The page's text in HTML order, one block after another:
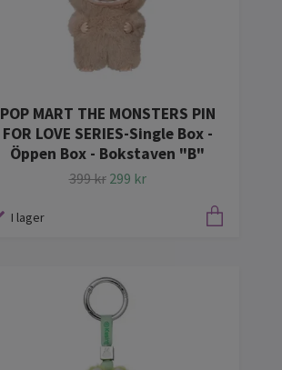
POP MART THE MONSTERS PIN
FOR LOVE SERIES-Single Box -
Öppen Box - Bokstaven "B"
399 kr 299 kr
I lager